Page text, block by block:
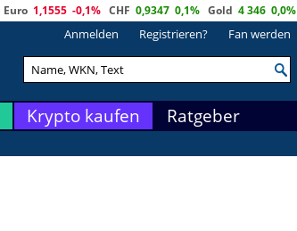
Euro 1,1555 -0,1% CHF 0,9347 0,1% Gold 4 346 0,0%
Anmelden Registrieren? Fan werden
Krypto kaufen Ratgeber